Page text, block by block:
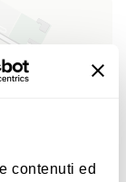
contenuti ed